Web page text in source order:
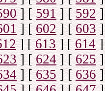
] [591] [592]
] [602] [603]
] [613] [614]
] [624] [625]
] [635] [ 636]